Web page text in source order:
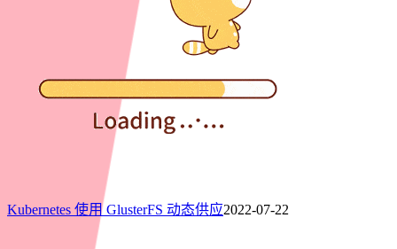
Kubernetes 使用 GlusterFS 动态供应2022-07-22